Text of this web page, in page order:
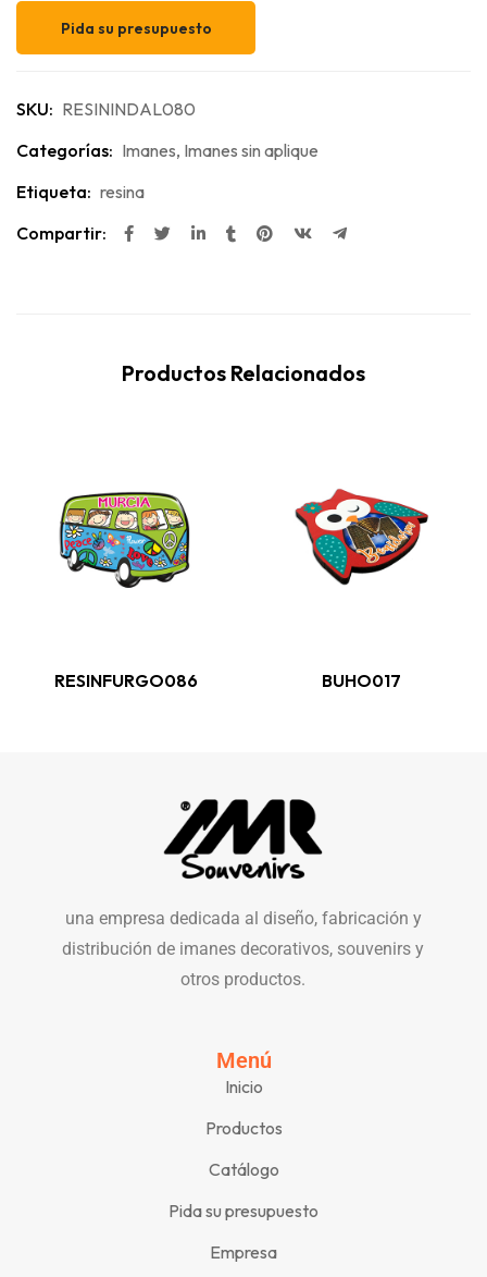
Pida su presupuesto
SKU: RESININDAL080
Categorías: Imanes, Imanes sin aplique
Etiqueta: resina
Compartir:
Productos Relacionados
RESINFURGO086 BUHO017
una empresa dedicada al diseño, fabricación y
distribución de imanes decorativos, souvenirs y
otros productos.
Menú
Inicio
Productos
Catálogo
Pida su presupuesto
Empresa